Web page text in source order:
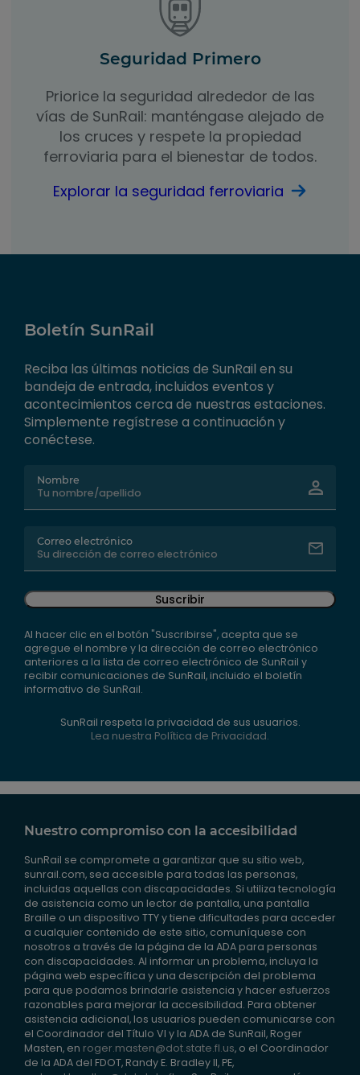
Seguridad Primero
Priorice la seguridad alrededor de las
vías de SunRail: manténgase alejado de
los cruces y respete la propiedad
ferroviaria para el bienestar de todos.
Explorar la seguridad ferroviaria
Boletín SunRail
Reciba las últimas noticias de SunRail en su
bandeja de entrada, incluidos eventos y
acontecimientos cerca de nuestras estaciones.
Simplemente regístrese a continuación y
conéctese.
Nombre
Correo electrónico
Suscribir
Al hacer clic en el botón "Suscribirse", acepta que se
agregue el nombre y la dirección de correo electrónico
anteriores a la lista de correo electrónico de SunRail y
recibir comunicaciones de SunRail, incluido el boletín
informativo de SunRail.
SunRail respeta la privacidad de sus usuarios.
Lea nuestra Política de Privacidad.
Nuestro compromiso con la accesibilidad
SunRail se compromete a garantizar que su sitio web,
sunrail.com, sea accesible para todas las personas,
incluidas aquellas con discapacidades. Si utiliza tecnología
de asistencia como un lector de pantalla, una pantalla
Braille o un dispositivo TTY y tiene dificultades para acceder
a cualquier contenido de este sitio, comuníquese con
nosotros a través de la página de la ADA para personas
con discapacidades. Al informar un problema, incluya la
página web específica y una descripción del problema
para que podamos brindarle asistencia y hacer esfuerzos
razonables para mejorar la accesibilidad. Para obtener
asistencia adicional, los usuarios pueden comunicarse con
el Coordinador del Título VI y la ADA de SunRail, Roger
Masten, en roger.masten@dot.state.fl.us, o el Coordinador
de la ADA del FDOT, Randy E. Bradley II, PE,